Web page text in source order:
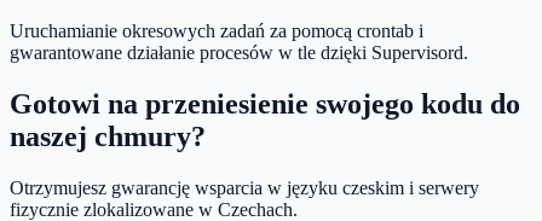
Uruchamianie okresowych zadań za pomocą crontab i
gwarantowane działanie procesów w tle dzięki Supervisord.
Gotowi na przeniesienie swojego kodu do
naszej chmury?
Otrzymujesz gwarancję wsparcia w języku czeskim i serwery
fizycznie zlokalizowane w Czechach.